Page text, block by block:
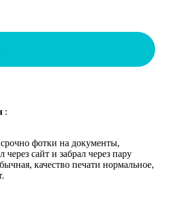
:
фотки на документы,
через сайт и забрал через пару
качество печати нормальное,